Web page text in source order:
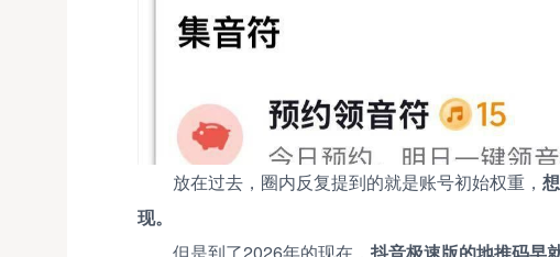
放在过去，圈内反复提到的就是账号初始权重，
现。
但是到了2026年的现在，抖音极速版的地推码早